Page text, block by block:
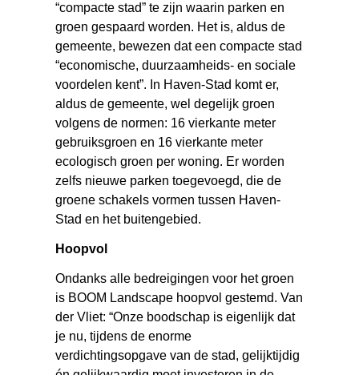
“compacte stad” te zijn waarin parken en
groen gespaard worden. Het is, aldus de
gemeente, bewezen dat een compacte stad
“economische, duurzaamheids- en sociale
voordelen kent”. In Haven-Stad komt er,
aldus de gemeente, wel degelijk groen
volgens de normen: 16 vierkante meter
gebruiksgroen en 16 vierkante meter
ecologisch groen per woning. Er worden
zelfs nieuwe parken toegevoegd, die de
groene schakels vormen tussen Haven-
Stad en het buitengebied.
Hoopvol
Ondanks alle bedreigingen voor het groen
is BOOM Landscape hoopvol gestemd. Van
der Vliet: “Onze boodschap is eigenlijk dat
je nu, tijdens de enorme
verdichtingsopgave van de stad, gelijktijdig